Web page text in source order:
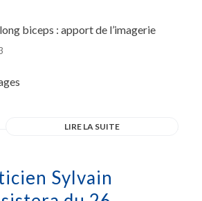
biceps : apport de l’imagerie
LIRE LA SUITE
Sylvain